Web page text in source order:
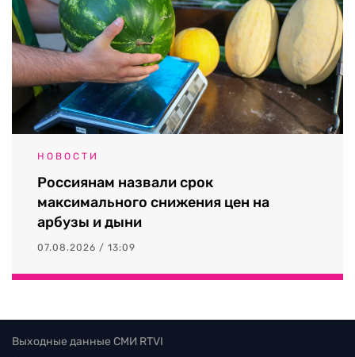
НОВОСТИ
Россиянам назвали срок
максимального снижения цен на
арбузы и дыни
07.08.2026 / 13:09
Выходные данные СМИ RTVI